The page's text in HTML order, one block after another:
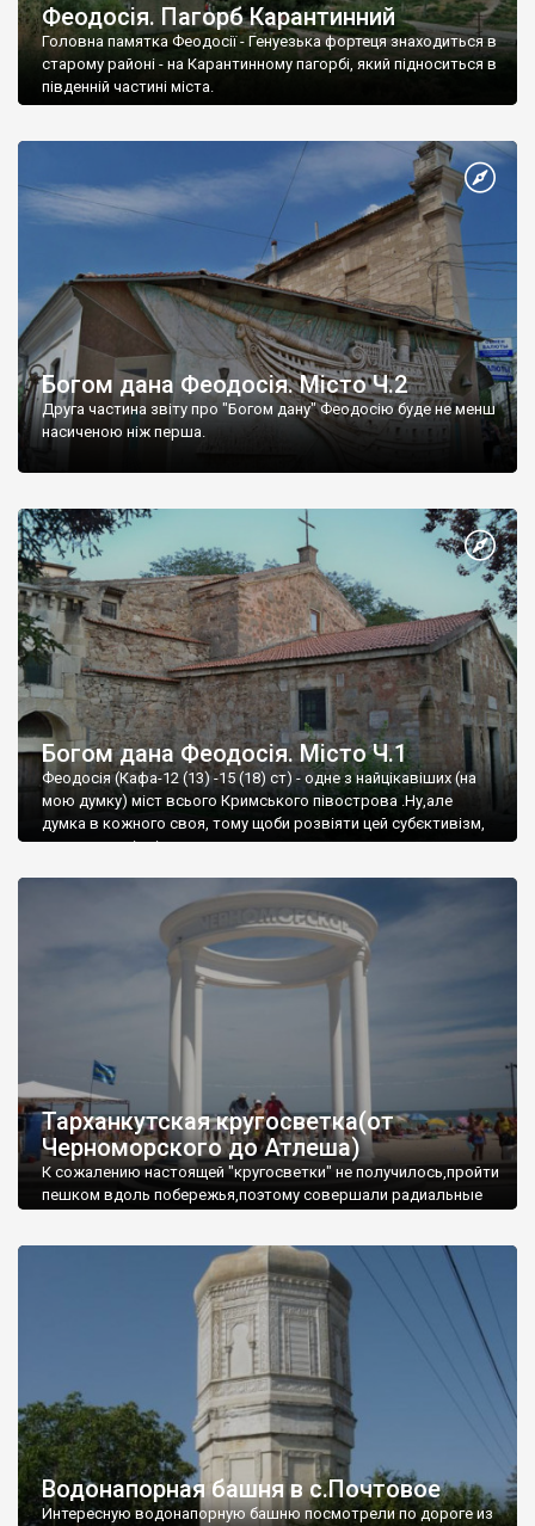
Феодосія. Пагорб Карантинний
Головна памятка Феодосії - Генуезька фортеця знаходиться в
старому районі - на Карантинному пагорбі, який підноситься в
південній частині міста.
Богом дана Феодосія. Місто Ч.2
Друга частина звіту про "Богом дану" Феодосію буде не менш
насиченою ніж перша.
Богом дана Феодосія. Місто Ч.1
Феодосія (Кафа-12 (13) -15 (18) ст) - одне з найцікавіших (на
мою думку) міст всього Кримського півострова .Ну,але
думка в кожного своя, тому щоби розвіяти цей субєктивізм,
запрошую відвідати це
Тарханкутская кругосветка(от
Черноморского до Атлеша)
К сожалению настоящей "кругосветки" не получилось,пройти
пешком вдоль побережья,поэтому совершали радиальные
Водонапорная башня в с.Почтовое
Интересную водонапорную башню посмотрели по дороге из